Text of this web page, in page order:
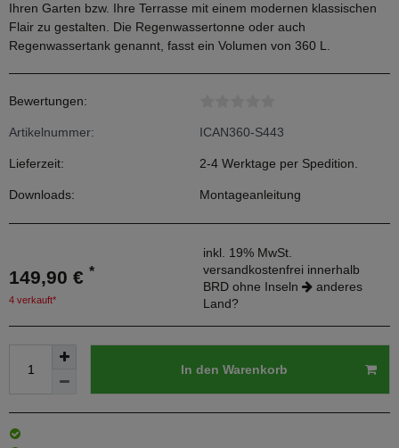
Ihren Garten bzw. Ihre Terrasse mit einem modernen klassischen
Flair zu gestalten. Die Regenwassertonne oder auch
Regenwassertank genannt, fasst ein Volumen von 360 L.
Bewertungen:
Artikelnummer: ICAN360-S443
Lieferzeit: 2-4 Werktage per Spedition.
Downloads: Montageanleitung
149,90 € *
4 verkauft*
inkl. 19% MwSt.
versandkostenfrei innerhalb
BRD ohne Inseln
anderes
Land?
In den Warenkorb